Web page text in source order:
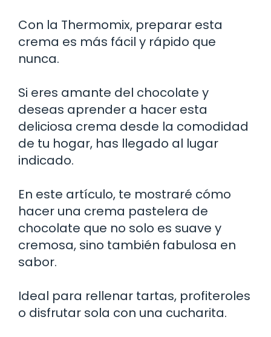
Con la Thermomix, preparar esta
crema es más fácil y rápido que
nunca.
Si eres amante del chocolate y
deseas aprender a hacer esta
deliciosa crema desde la comodidad
de tu hogar, has llegado al lugar
indicado.
En este artículo, te mostraré cómo
hacer una crema pastelera de
chocolate que no solo es suave y
cremosa, sino también fabulosa en
sabor.
Ideal para rellenar tartas, profiteroles
o disfrutar sola con una cucharita.